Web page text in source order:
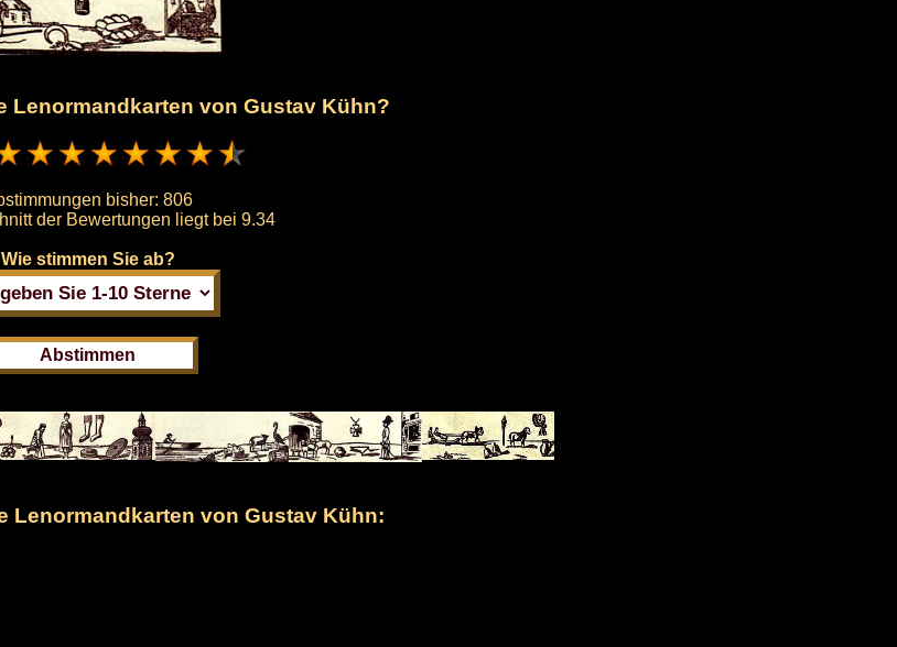
Lenormandkarten von Gustav Kühn?
bisher: 806
der Bewertungen liegt bei 9.34
Wie stimmen Sie ab?
Lenormandkarten von Gustav Kühn: